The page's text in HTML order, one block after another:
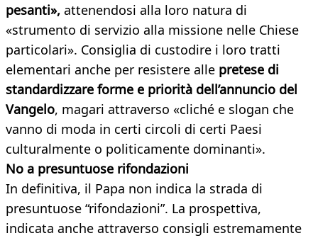
pesanti», attenendosi alla loro natura di
«strumento di servizio alla missione nelle Chiese
particolari». Consiglia di custodire i loro tratti
elementari anche per resistere alle pretese di
standardizzare forme e priorità dell’annuncio del
Vangelo, magari attraverso «cliché e slogan che
vanno di moda in certi circoli di certi Paesi
culturalmente o politicamente dominanti».
No a presuntuose rifondazioni
In definitiva, il Papa non indica la strada di
presuntuose “rifondazioni”. La prospettiva,
indicata anche attraverso consigli estremamente